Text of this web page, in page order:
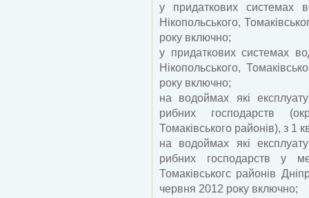
у придаткових системах
Нікопольського,
року включно;
у придаткових системах
Нікопольського,
року включно;
на водоймах які
рибних господарств
Томаківського районів), з 1
на водоймах які
рибних господарств у
Томаківськогс районів
червня 2012 року включно;